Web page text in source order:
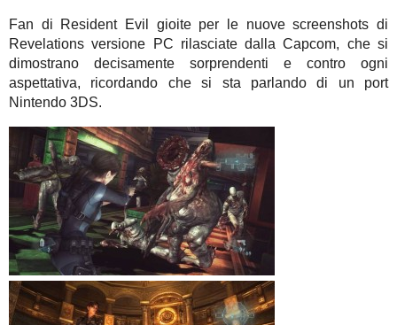
Fan di Resident Evil gioite per le nuove screenshots di
Revelations versione PC rilasciate dalla Capcom, che si
dimostrano decisamente sorprendenti e contro ogni
aspettativa, ricordando che si sta parlando di un port
Nintendo 3DS.